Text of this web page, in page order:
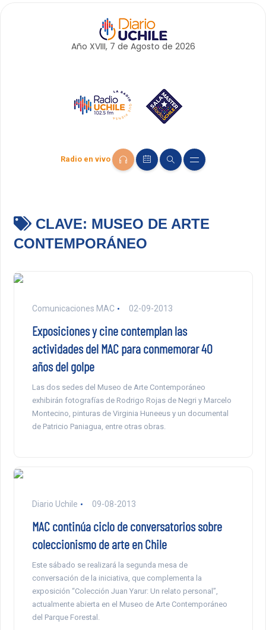
Año XVIII, 7 de Agosto de 2026
Radio en vivo
CLAVE: MUSEO DE ARTE
CONTEMPORÁNEO
Comunicaciones MAC 02-09-2013
Exposiciones y cine contemplan las
actividades del MAC para conmemorar 40
años del golpe
Las dos sedes del Museo de Arte Contemporáneo
exhibirán fotografías de Rodrigo Rojas de Negri y Marcelo
Montecino, pinturas de Virginia Huneeus y un documental
de Patricio Paniagua, entre otras obras.
Diario Uchile 09-08-2013
MAC continúa ciclo de conversatorios sobre
coleccionismo de arte en Chile
Este sábado se realizará la segunda mesa de
conversación de la iniciativa, que complementa la
exposición “Colección Juan Yarur: Un relato personal”,
actualmente abierta en el Museo de Arte Contemporáneo
del Parque Forestal.